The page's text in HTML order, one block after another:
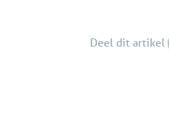
Deel dit artikel